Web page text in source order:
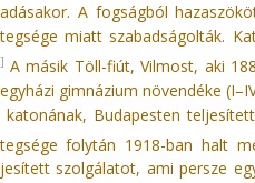
A fogságból
miatt szabadságolták.
A másik Töll-fiút, Vilmost, aki
gimnázium növendéke
katonának, Budapesten
folytán 1918-ban halt
szolgálatot, ami persze